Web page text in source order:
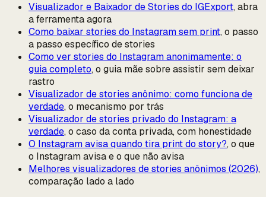
Visualizador e Baixador de Stories do IGExport, abra
a ferramenta agora
Como baixar stories do Instagram sem print, o passo
a passo específico de stories
Como ver stories do Instagram anonimamente: o
guia completo, o guia mãe sobre assistir sem deixar
rastro
Visualizador de stories anônimo: como funciona de
verdade, o mecanismo por trás
Visualizador de stories privado do Instagram: a
verdade, o caso da conta privada, com honestidade
O Instagram avisa quando tira print do story?, o que
o Instagram avisa e o que não avisa
Melhores visualizadores de stories anônimos (2026),
comparação lado a lado